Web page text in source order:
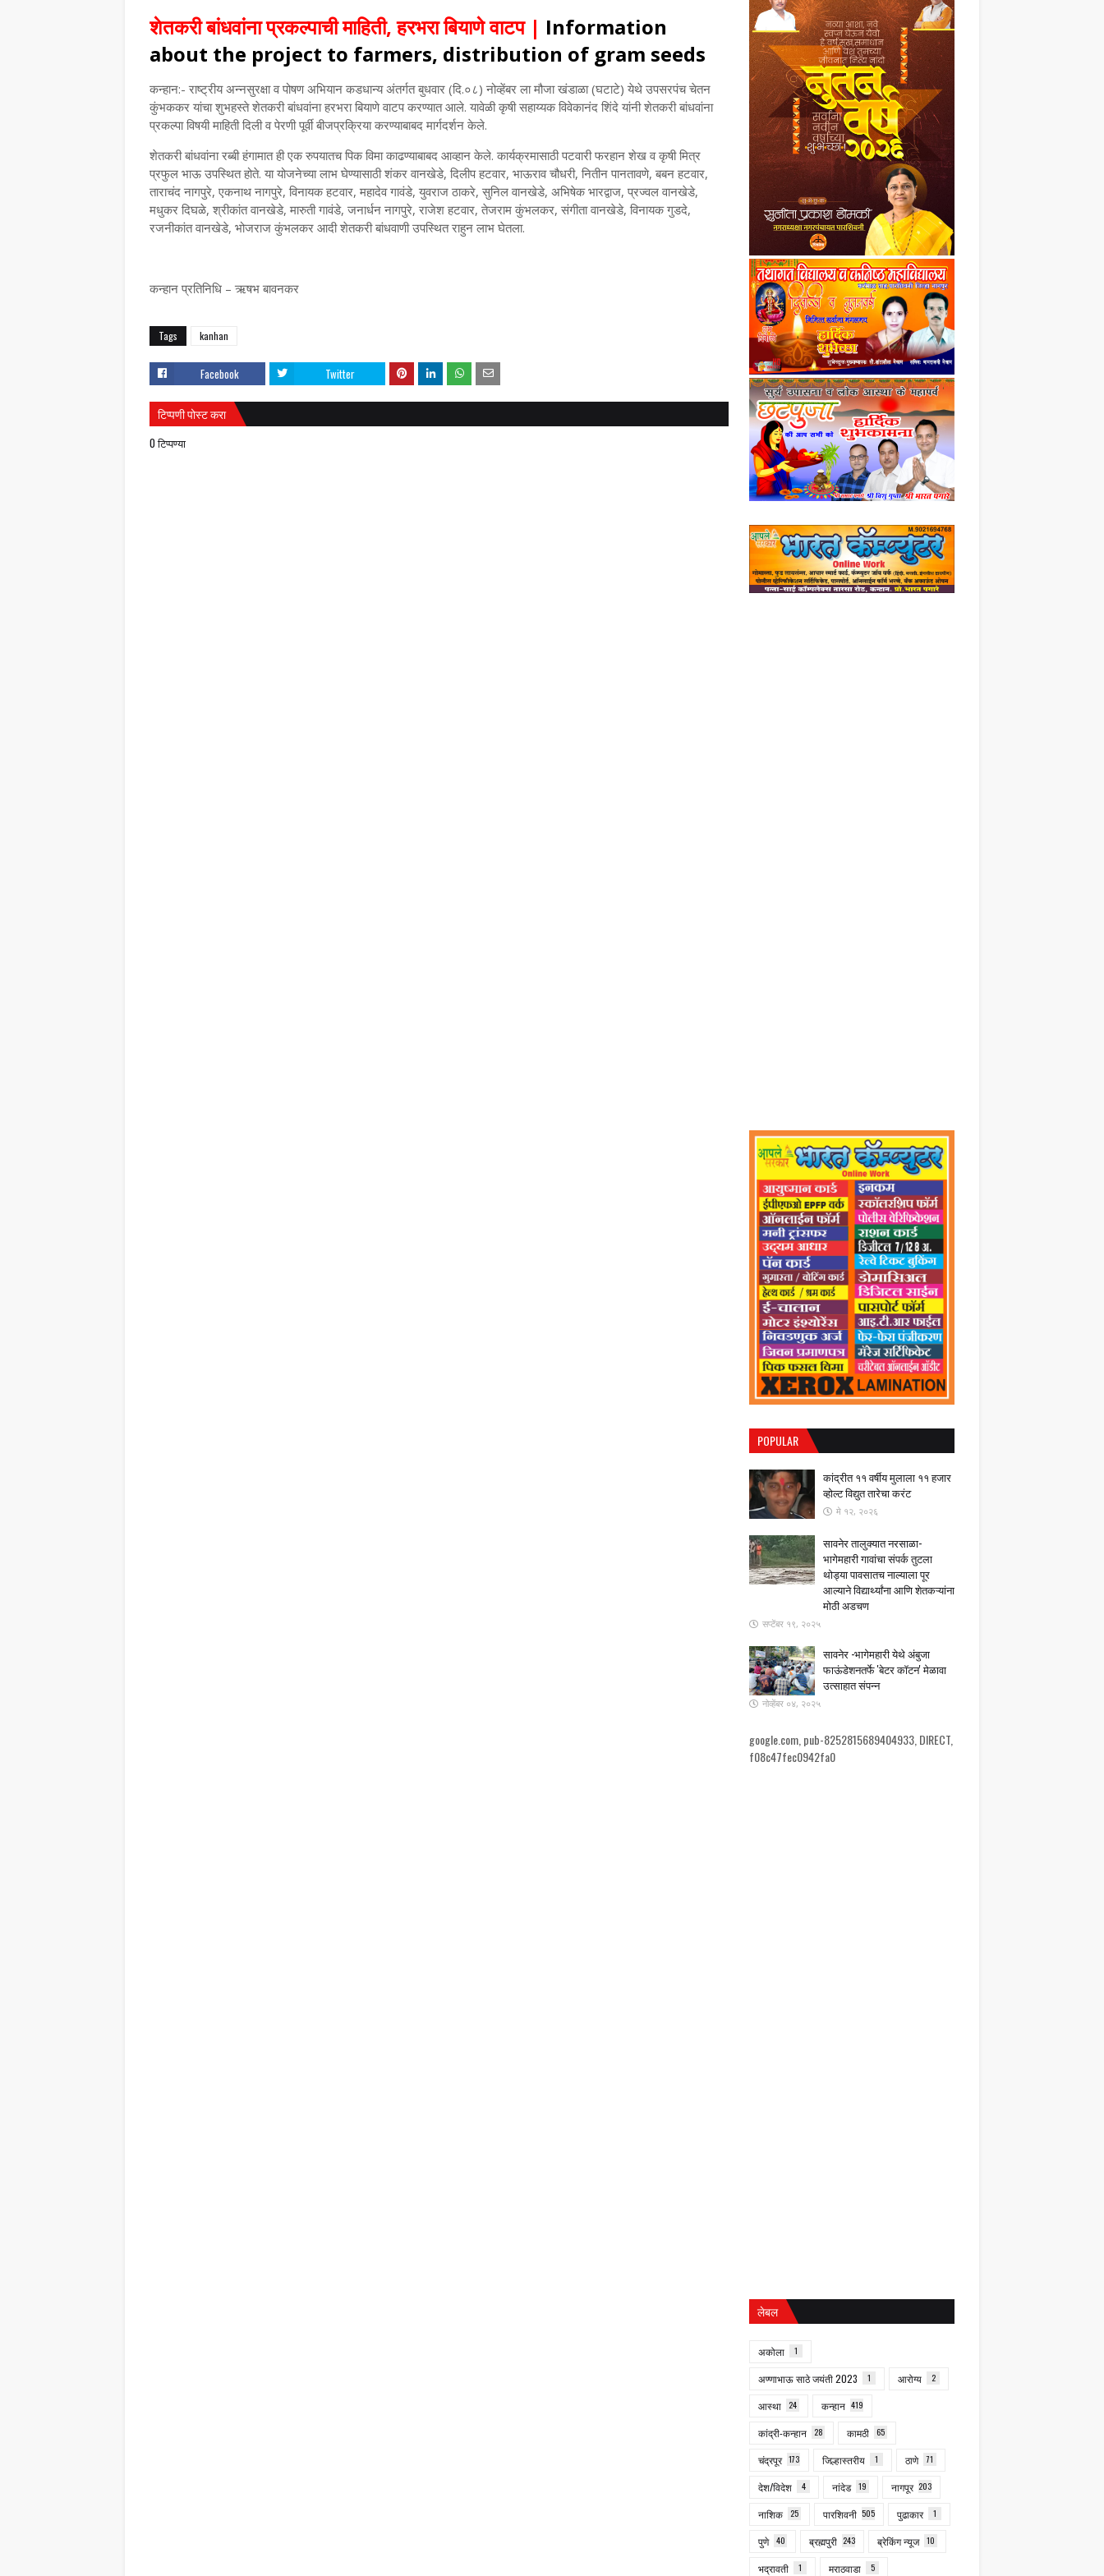
शेतकरी बांधवांना प्रकल्पाची माहिती, हरभरा बियाणे वाटप | Information
about the project to farmers, distribution of gram seeds
कन्हान:- राष्ट्रीय अन्नसुरक्षा व पोषण अभियान कडधान्य अंतर्गत बुधवार (दि.०८) नोव्हेंबर ला मौजा खंडाळा (घटाटे) येथे उपसरपंच चेतन
कुंभककर यांचा शुभहस्ते शेतकरी बांधवांना हरभरा बियाणे वाटप करण्यात आले. यावेळी कृषी सहाय्यक विवेकानंद शिंदे यांनी शेतकरी बांधवांना
प्रकल्पा विषयी माहिती दिली व पेरणी पूर्वी बीजप्रक्रिया करण्याबाबद मार्गदर्शन केले.
शेतकरी बांधवांना रब्बी हंगामात ही एक रुपयातच पिक विमा काढण्याबाबद आव्हान केले. कार्यक्रमासाठी पटवारी फरहान शेख व कृषी मित्र
प्रफुल भाऊ उपस्थित होते. या योजनेच्या लाभ‌ घेण्यासाठी शंकर वानखेडे, दिलीप हटवार, भाऊराव चौधरी, नितीन पानतावणे, बबन हटवार,
ताराचंद नागपुरे, एकनाथ नागपुरे, विनायक हटवार, महादेव गावंडे, युवराज ठाकरे, सुनिल वानखेडे, अभिषेक भारद्वाज, प्रज्वल वानखेडे,
मधुकर दिघळे, श्रीकांत वानखेडे, मारुती गावंडे, जनार्धन नागपुरे, राजेश हटवार, तेजराम कुंभलकर, संगीता वानखेडे, विनायक गुडदे,
रजनीकांत वानखेडे, भोजराज कुंभलकर आदी शेतकरी बांधवाणी उपस्थित राहुन लाभ घेतला.
कन्हान प्रतिनिधि – ऋषभ बावनकर
Tags kanhan
Facebook Twitter
टिप्पणी पोस्ट करा
0 टिप्पण्या
POPULAR
कांद्रीत ११ वर्षीय मुलाला ११ हजार
व्होल्ट विद्युत तारेचा करंट
मे १२, २०२६
सावनेर तालुक्यात नरसाळा-
भागेमहारी गावांचा संपर्क तुटला ​
थोड्या पावसातच नाल्याला पूर
आल्याने विद्यार्थ्यांना आणि शेतकऱ्यांना
मोठी अडचण
सप्टेंबर १९, २०२५
सावनेर -भागेमहारी येथे अंबुजा
फाऊंडेशनतर्फे 'बेटर कॉटन' मेळावा
उत्साहात संपन्न
नोव्हेंबर ०४, २०२५
google.com, pub-8252815689404933, DIRECT,
f08c47fec0942fa0
लेबल
अकोला 1
अण्णाभाऊ साठे जयंती 2023 1 आरोग्य 2
आस्था 24 कन्हान 419
कांद्री-कन्हान 28 कामठी 65
चंद्रपूर 173 जिल्हास्तरीय 1 ठाणे 71
देश/विदेश 4 नांदेड 19 नागपूर 203
नाशिक 25 पारशिवनी 505 पुढाकार 1
पुणे 40 ब्रह्मपुरी 243 ब्रेकिंग न्यूज 10
भद्रावती 1 मराठवाडा 5